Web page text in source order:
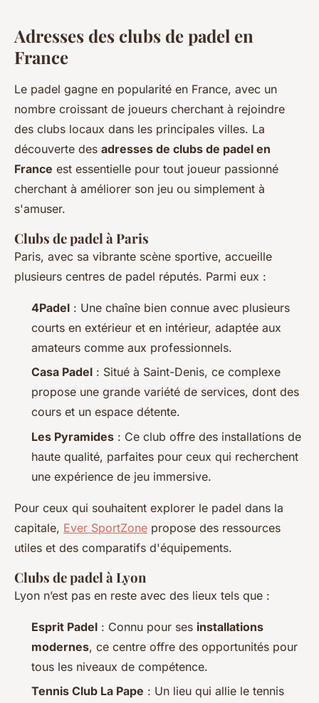
Adresses des clubs de padel en
France
Le padel gagne en popularité en France, avec un
nombre croissant de joueurs cherchant à rejoindre
des clubs locaux dans les principales villes. La
découverte des adresses de clubs de padel en
France est essentielle pour tout joueur passionné
cherchant à améliorer son jeu ou simplement à
s'amuser.
Clubs de padel à Paris
Paris, avec sa vibrante scène sportive, accueille
plusieurs centres de padel réputés. Parmi eux :
4Padel : Une chaîne bien connue avec plusieurs
courts en extérieur et en intérieur, adaptée aux
amateurs comme aux professionnels.
Casa Padel : Situé à Saint-Denis, ce complexe
propose une grande variété de services, dont des
cours et un espace détente.
Les Pyramides : Ce club offre des installations de
haute qualité, parfaites pour ceux qui recherchent
une expérience de jeu immersive.
Pour ceux qui souhaitent explorer le padel dans la
capitale, Ever SportZone propose des ressources
utiles et des comparatifs d'équipements.
Clubs de padel à Lyon
Lyon n’est pas en reste avec des lieux tels que :
Esprit Padel : Connu pour ses installations
modernes, ce centre offre des opportunités pour
tous les niveaux de compétence.
Tennis Club La Pape : Un lieu qui allie le tennis